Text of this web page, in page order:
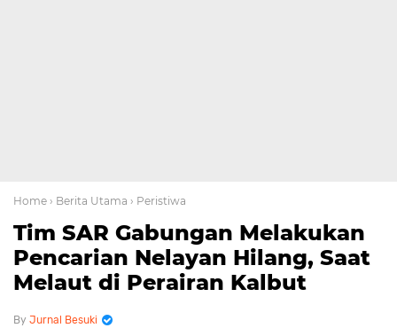
Home › Berita Utama › Peristiwa
Tim SAR Gabungan Melakukan
Pencarian Nelayan Hilang, Saat
Melaut di Perairan Kalbut
Jurnal Besuki